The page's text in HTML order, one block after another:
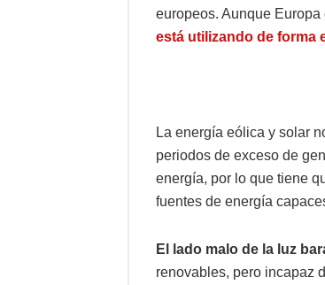
europeos. Aunque
está utilizando de forma
La energía eólica y solar
periodos de exceso de
energía, por lo que tiene
fuentes de energía
El lado malo de la luz
renovables, pero incapaz